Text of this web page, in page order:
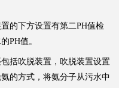
的下方设置有第二PH值检
PH值。
括吹脱装置，吹脱装置设置
的方式，将氨分子从污水中